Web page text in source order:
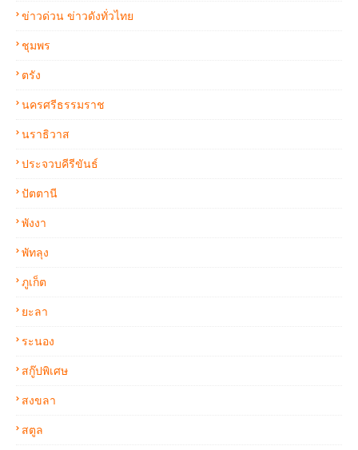
ข่าวด่วน ข่าวดังทั่วไทย
ชุมพร
ตรัง
นครศรีธรรมราช
นราธิวาส
ประจวบคีรีขันธ์
ปัตตานี
พังงา
พัทลุง
ภูเก็ต
ยะลา
ระนอง
สกู๊ปพิเศษ
สงขลา
สตูล